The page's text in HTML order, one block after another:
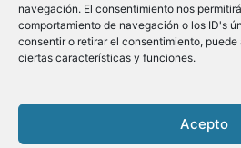
navegación. El consentimiento nos
comportamiento de navegación o los ID's
consentir o retirar el consentimiento,
ciertas características y funciones.
Acepto